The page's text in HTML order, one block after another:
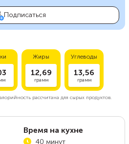
Подписаться
Жиры
12,69
грамм
Углеводы
13,56
грамм
рассчитана для сырых продуктов.
Время на кухне
40 минут